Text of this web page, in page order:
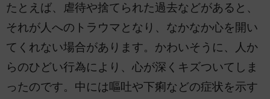
たとえば、虐待や捨てられた過去などがあると、
それが人へのトラウマとなり、なかなか心を開い
てくれない場合があります。かわいそうに、人か
らのひどい行為により、心が深くキズついてしま
ったのです。中には嘔吐や下痢などの症状を示す